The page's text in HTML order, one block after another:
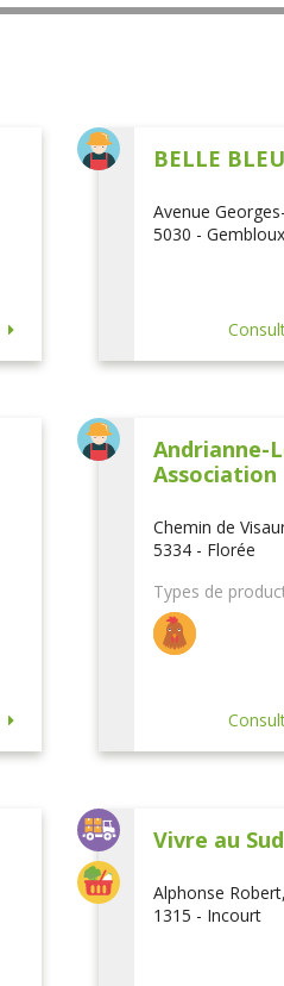
BELLE
Avenue
5030 - Gembloux
Andrianne-
Association
Chemin de
5334 - Florée
Types de
Vivre au Sud
Alphonse
1315 - Incourt